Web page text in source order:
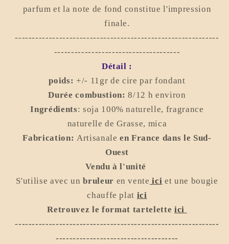
parfum et la note de fond constitue l'impression
finale.
------------------------------------------------------------
-------------------------------------
Détail :
poids: +/- 11gr de cire par fondant
Durée combustion: 8/12 h environ
Ingrédients: soja 100% naturelle, fragrance
naturelle de Grasse, mica
Fabrication: Artisanale en France dans le Sud-
Ouest
Vendu à l'unité
S'utilise avec un bruleur en vente ici et une bougie
chauffe plat ici
Retrouvez le format tartelette ici
------------------------------------------------------------
------------------------------------